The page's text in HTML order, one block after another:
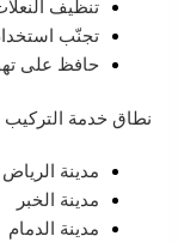
تنظيف
تجنّب
حافظ على
نطاق خدمة التركيب
مدينة الرياض
مدينة الخبر
مدينة الدمام